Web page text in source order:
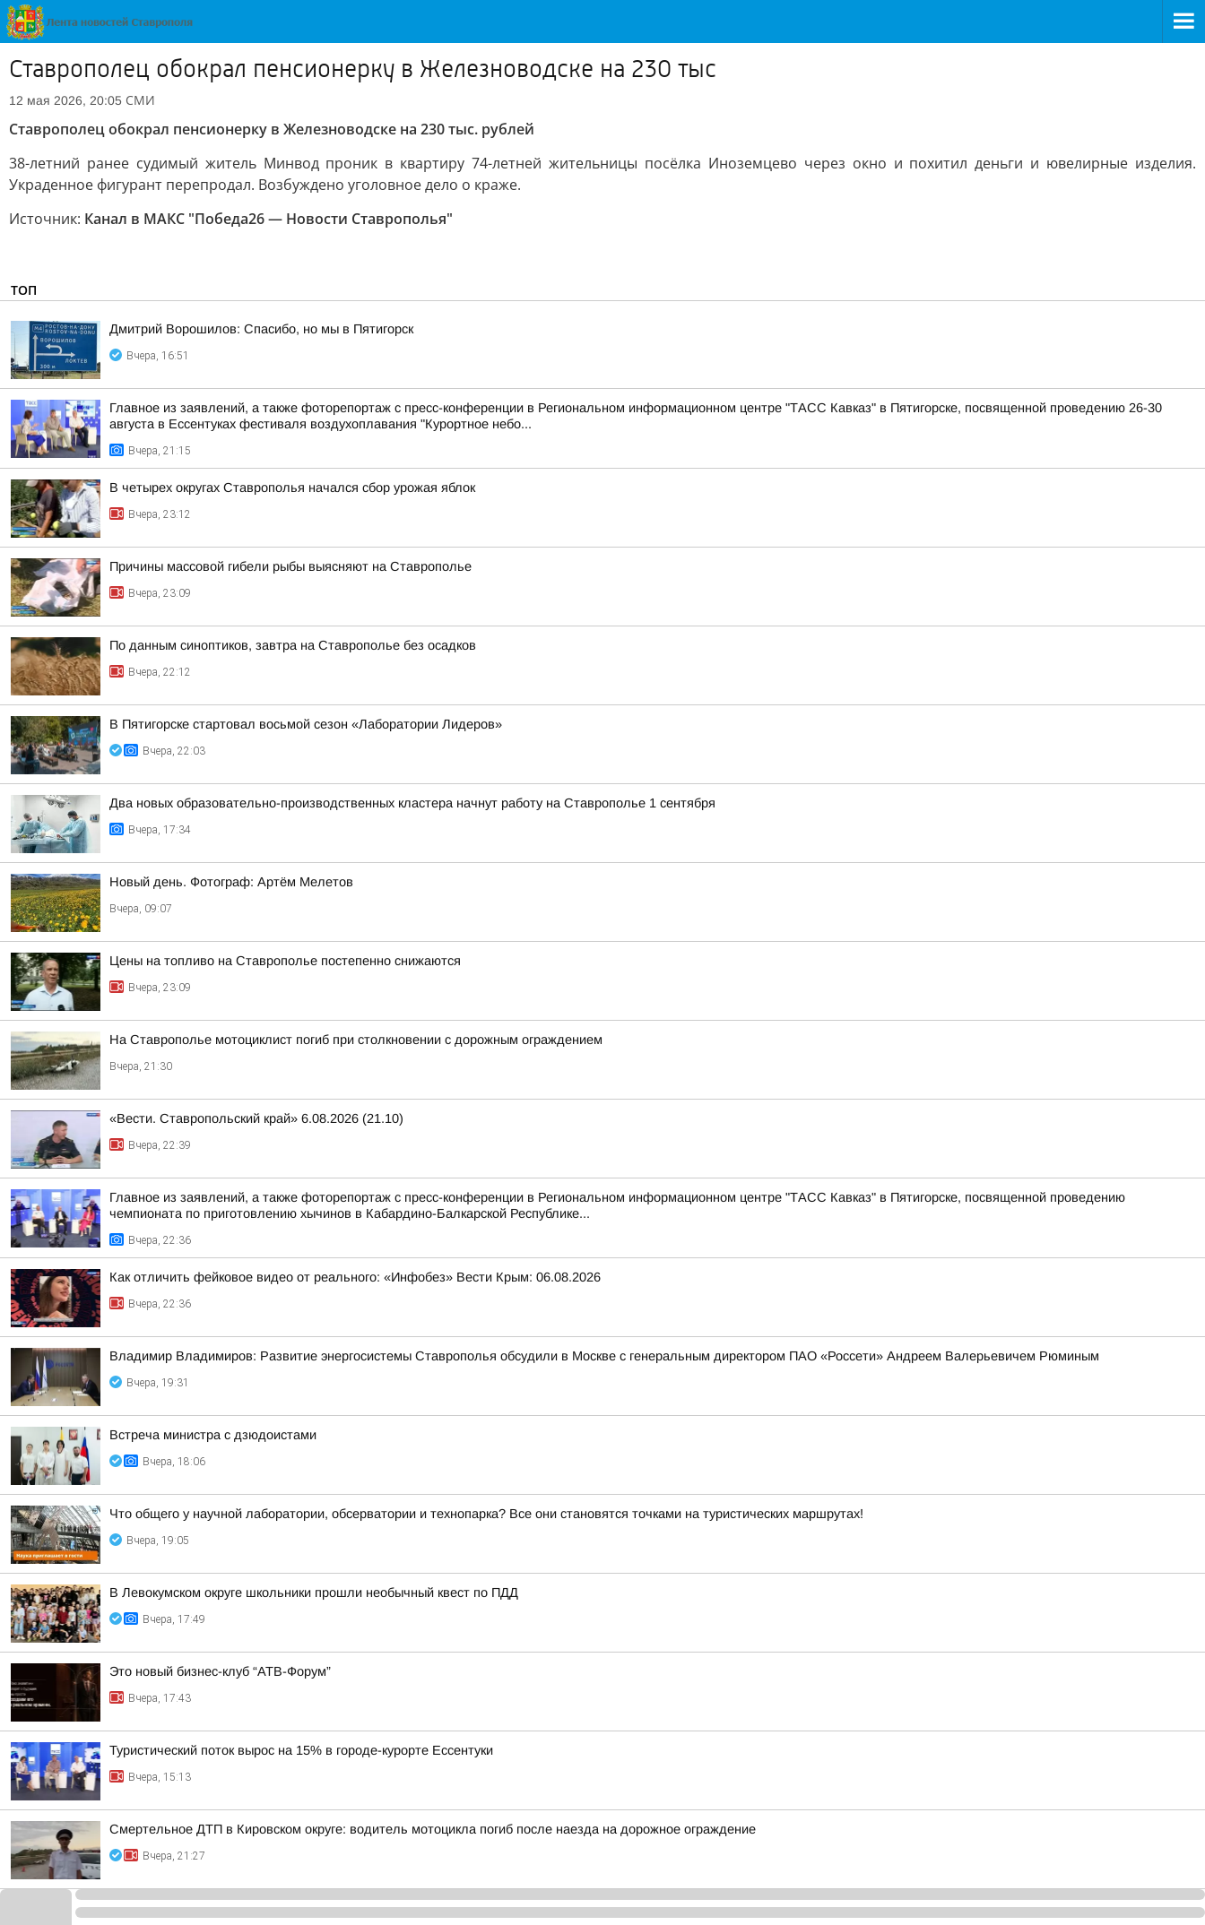
Ставрополец обокрал пенсионерку в Железноводске на 230 тыс
12 мая 2026, 20:05 СМИ
Ставрополец обокрал пенсионерку в Железноводске на 230 тыс. рублей
38-летний ранее судимый житель Минвод проник в квартиру 74-летней жительницы посёлка Иноземцево через окно и похитил деньги и ювелирные изделия.
Украденное фигурант перепродал. Возбуждено уголовное дело о краже.
Источник: Канал в МАКС "Победа26 — Новости Ставрополья"
ТОП
Дмитрий Ворошилов: Спасибо, но мы в Пятигорск
Вчера, 16:51
Главное из заявлений, а также фоторепортаж с пресс-конференции в Региональном информационном центре "ТАСС Кавказ" в Пятигорске, посвященной проведению 26-30
августа в Ессентуках фестиваля воздухоплавания "Курортное небо...
Вчера, 21:15
В четырех округах Ставрополья начался сбор урожая яблок
Вчера, 23:12
Причины массовой гибели рыбы выясняют на Ставрополье
Вчера, 23:09
По данным синоптиков, завтра на Ставрополье без осадков
Вчера, 22:12
В Пятигорске стартовал восьмой сезон «Лаборатории Лидеров»
Вчера, 22:03
Два новых образовательно-производственных кластера начнут работу на Ставрополье 1 сентября
Вчера, 17:34
Новый день. Фотограф: Артём Мелетов
Вчера, 09:07
Цены на топливо на Ставрополье постепенно снижаются
Вчера, 23:09
На Ставрополье мотоциклист погиб при столкновении с дорожным ограждением
Вчера, 21:30
«Вести. Ставропольский край» 6.08.2026 (21.10)
Вчера, 22:39
Главное из заявлений, а также фоторепортаж с пресс-конференции в Региональном информационном центре "ТАСС Кавказ" в Пятигорске, посвященной проведению
чемпионата по приготовлению хычинов в Кабардино-Балкарской Республике...
Вчера, 22:36
Как отличить фейковое видео от реального: «Инфобез» Вести Крым: 06.08.2026
Вчера, 22:36
Владимир Владимиров: Развитие энергосистемы Ставрополья обсудили в Москве с генеральным директором ПАО «Россети» Андреем Валерьевичем Рюминым
Вчера, 19:31
Встреча министра с дзюдоистами
Вчера, 18:06
Что общего у научной лаборатории, обсерватории и технопарка? Все они становятся точками на туристических маршрутах!
Вчера, 19:05
В Левокумском округе школьники прошли необычный квест по ПДД
Вчера, 17:49
Это новый бизнес-клуб “АТВ-Форум”
Вчера, 17:43
Туристический поток вырос на 15% в городе-курорте Ессентуки
Вчера, 15:13
Смертельное ДТП в Кировском округе: водитель мотоцикла погиб после наезда на дорожное ограждение
Вчера, 21:27